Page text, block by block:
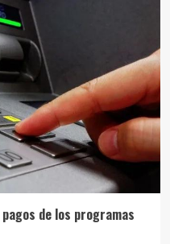
de los programas